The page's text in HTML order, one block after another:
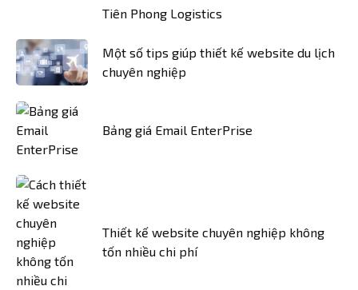
Tiên Phong Logistics
Một số tips giúp thiết kế website du lịch
chuyên nghiệp
Bảng giá Email EnterPrise
Thiết kế website chuyên nghiệp không
tốn nhiều chi phí